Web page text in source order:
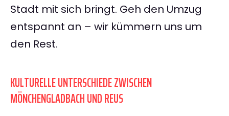
Stadt mit sich bringt. Geh den Umzug
entspannt an – wir kümmern uns um
den Rest.
KULTURELLE UNTERSCHIEDE ZWISCHEN
MÖNCHENGLADBACH UND REUS